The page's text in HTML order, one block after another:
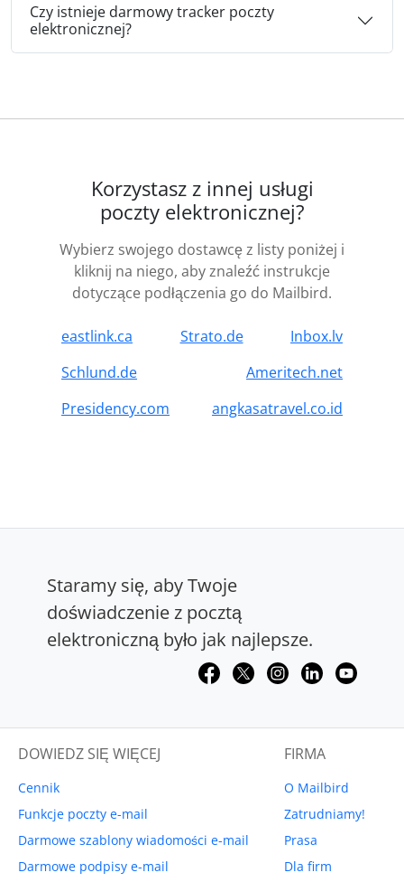
Czy istnieje darmowy tracker poczty
elektronicznej?
Korzystasz z innej usługi
poczty elektronicznej?
Wybierz swojego dostawcę z listy poniżej i
kliknij na niego, aby znaleźć instrukcje
dotyczące podłączenia go do Mailbird.
eastlink.ca Strato.de
Inbox.lv
Schlund.de
Ameritech.net
Presidency.com
angkasatravel.co.id
Staramy się, aby Twoje
doświadczenie z pocztą
elektroniczną było jak najlepsze.
DOWIEDZ SIĘ WIĘCEJ
Cennik
Funkcje poczty e-mail
Darmowe szablony wiadomości e-mail
Darmowe podpisy e-mail
FIRMA
O Mailbird
Zatrudniamy!
Prasa
Dla firm